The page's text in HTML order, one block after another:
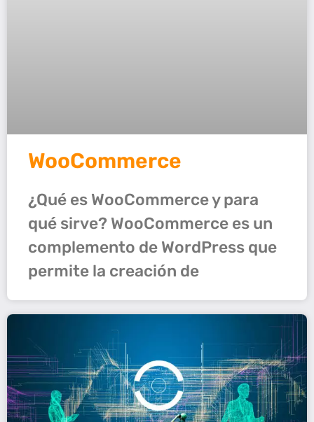
WooCommerce
¿Qué es WooCommerce y para
qué sirve? WooCommerce es un
complemento de WordPress que
permite la creación de